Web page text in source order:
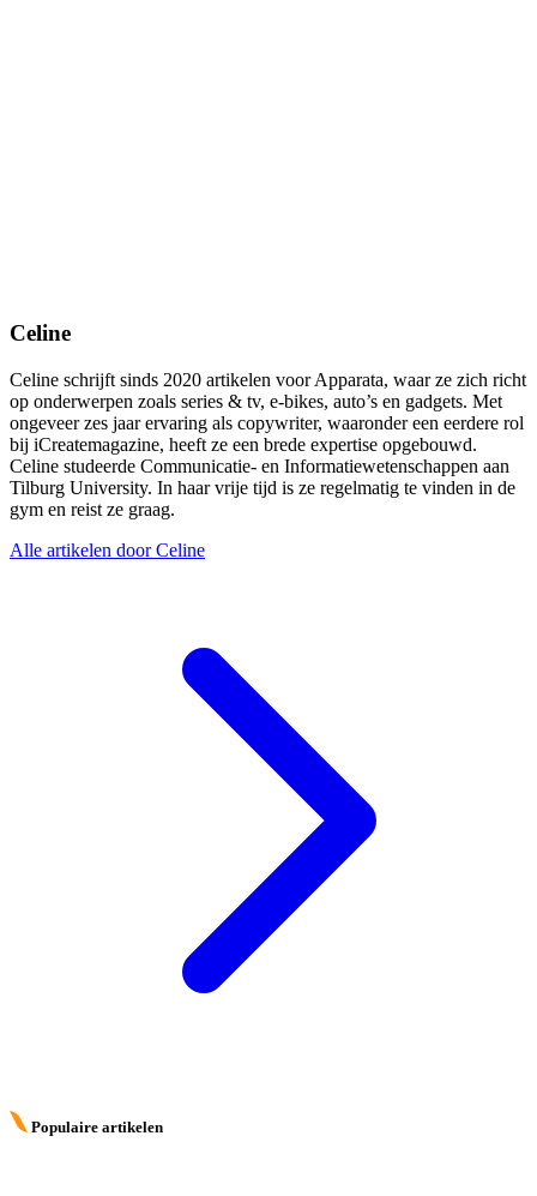
Celine
Celine schrijft sinds 2020 artikelen voor Apparata, waar ze zich richt
op onderwerpen zoals series & tv, e-bikes, auto’s en gadgets. Met
ongeveer zes jaar ervaring als copywriter, waaronder een eerdere rol
bij iCreatemagazine, heeft ze een brede expertise opgebouwd.
Celine studeerde Communicatie- en Informatiewetenschappen aan
Tilburg University. In haar vrije tijd is ze regelmatig te vinden in de
gym en reist ze graag.
Alle artikelen door Celine
Populaire artikelen